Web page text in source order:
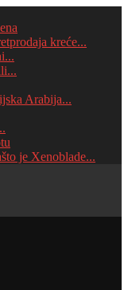
kreće...
Arabija...
je Xenoblade...